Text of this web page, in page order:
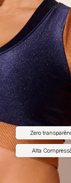
Alta
Zero